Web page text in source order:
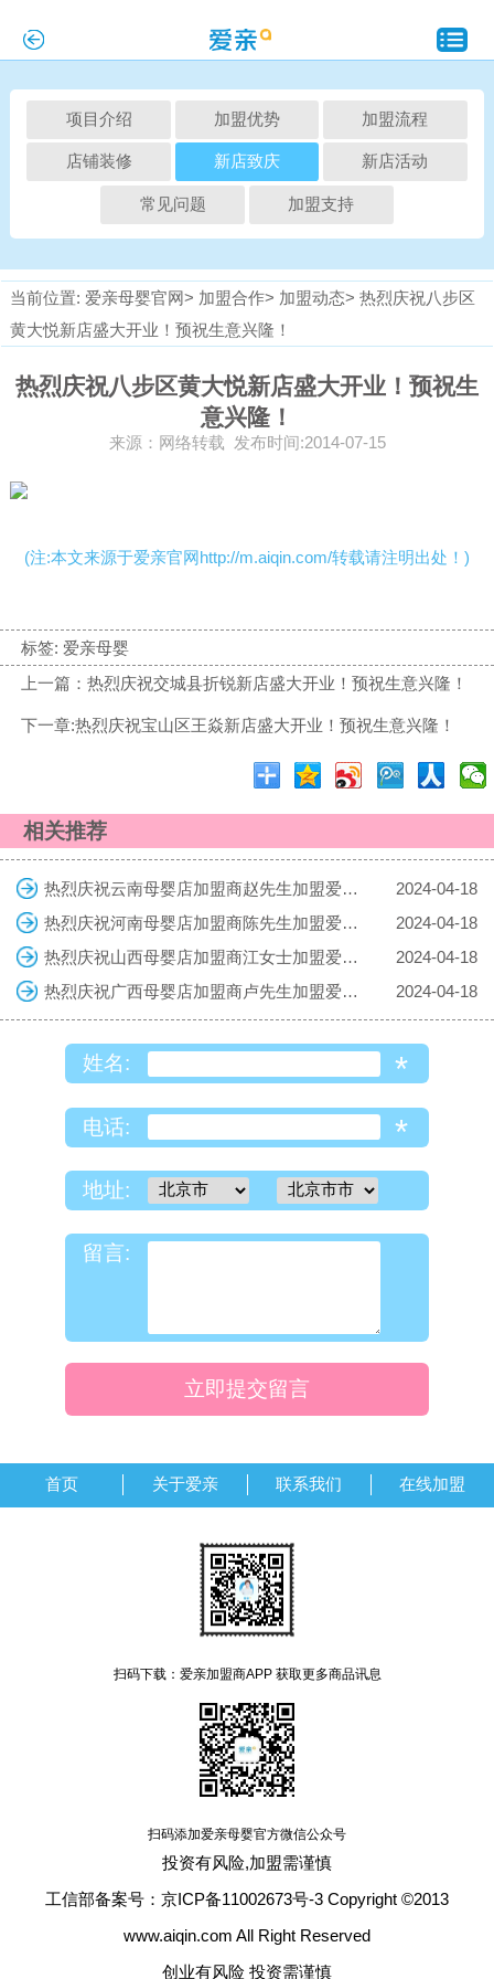
项目介绍 加盟优势 加盟流程
店铺装修 新店致庆 新店活动
常见问题 加盟支持
当前位置: 爱亲母婴官网> 加盟合作> 加盟动态> 热烈庆祝八步区
黄大悦新店盛大开业！预祝生意兴隆！
热烈庆祝八步区黄大悦新店盛大开业！预祝生
意兴隆！
来源：网络转载 发布时间:2014-07-15
(注:本文来源于爱亲官网http://m.aiqin.com/转载请注明出处！)
标签: 爱亲母婴
上一篇：热烈庆祝交城县折锐新店盛大开业！预祝生意兴隆！
下一章:热烈庆祝宝山区王焱新店盛大开业！预祝生意兴隆！
相关推荐
热烈庆祝云南母婴店加盟商赵先生加盟爱亲母婴！预祝生意兴隆！
2024-04-18
热烈庆祝河南母婴店加盟商陈先生加盟爱亲母婴！预祝生意兴隆！
2024-04-18
热烈庆祝山西母婴店加盟商江女士加盟爱亲母婴！预祝生意兴隆！
2024-04-18
热烈庆祝广西母婴店加盟商卢先生加盟爱亲母婴！预祝生意兴隆！
2024-04-18
姓名: *
电话: *
地址:
留言:
立即提交留言
首页 关于爱亲 联系我们 在线加盟
扫码下载：爱亲加盟商APP 获取更多商品讯息
扫码添加爱亲母婴官方微信公众号
投资有风险,加盟需谨慎
工信部备案号：京ICP备11002673号-3 Copyright ©2013
www.aiqin.com All Right Reserved
创业有风险 投资需谨慎